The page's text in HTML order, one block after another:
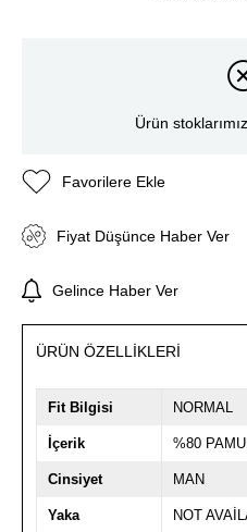
Ürün
Favorilere Ekle
Fiyat Düşünce Haber Ver
Gelince Haber Ver
ÜRÜN ÖZELLIKLERI
Fit Bilgisi NORMAL
İçerik %80
Cinsiyet MAN
Yaka NOT